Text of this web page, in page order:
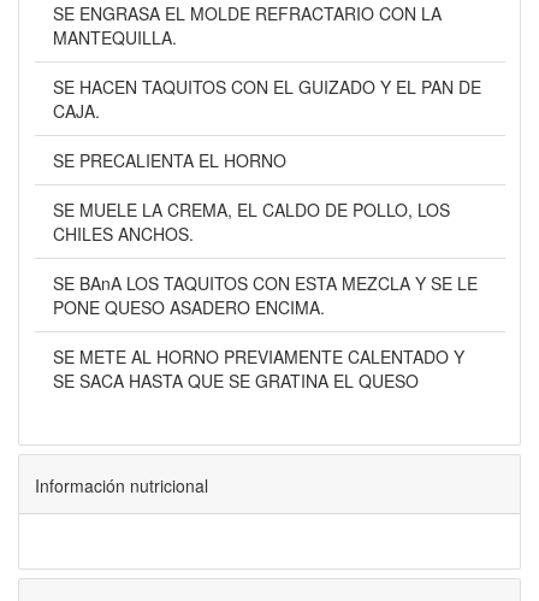
SE ENGRASA EL MOLDE REFRACTARIO CON LA
MANTEQUILLA.
SE HACEN TAQUITOS CON EL GUIZADO Y EL PAN DE
CAJA.
SE PRECALIENTA EL HORNO
SE MUELE LA CREMA, EL CALDO DE POLLO, LOS
CHILES ANCHOS.
SE BAnA LOS TAQUITOS CON ESTA MEZCLA Y SE LE
PONE QUESO ASADERO ENCIMA.
SE METE AL HORNO PREVIAMENTE CALENTADO Y
SE SACA HASTA QUE SE GRATINA EL QUESO
Información nutricional